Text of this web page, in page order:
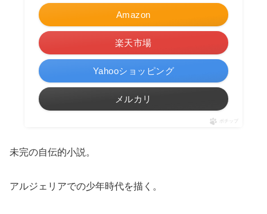
Amazon
楽天市場
Yahooショッピング
メルカリ
ポチップ
未完の自伝的小説。
アルジェリアでの少年時代を描く。